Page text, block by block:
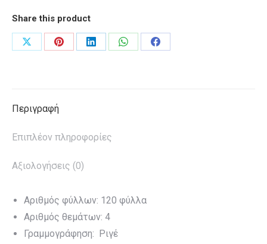
Share this product
Share
Share
Share
Share
Share
Περιγραφή
Επιπλέον πληροφορίες
Αξιολογήσεις (0)
Αριθμός φύλλων: 120 φύλλα
Αριθμός θεμάτων: 4
Γραμμογράφηση: Ριγέ